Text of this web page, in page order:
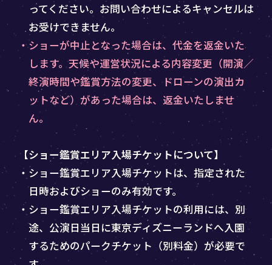
ってください。お問い合わせによるキャンセルは
お受けできません。
・ショーが中止となった場合は、代金を返金いた
します。天候や運営状況による内容変更（開演／
終演時間や鑑賞方法の変更、ドローンの演出カ
ットなど）があった場合は、返金いたしませ
ん。
【ショー鑑賞エリア入場チケットについて】
・ショー鑑賞エリア入場チケットは、指定された
日時およびショーのみ有効です。
・ショー鑑賞エリア入場チケットの利用には、別
途、公演日当日に東京ディズニーランドへ入園
するためのパークチケット（別料金）が必要で